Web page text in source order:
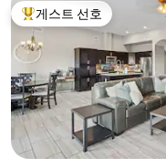
상위 게스트 선호
게스트 선호